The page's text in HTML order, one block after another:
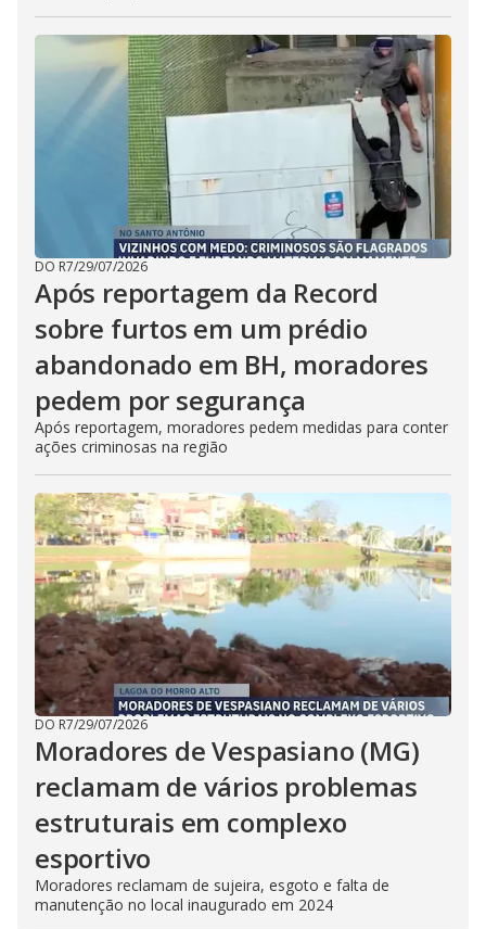
DO R7/29/07/2026
Após reportagem da Record
sobre furtos em um prédio
abandonado em BH, moradores
pedem por segurança
Após reportagem, moradores pedem medidas para conter
ações criminosas na região
DO R7/29/07/2026
Moradores de Vespasiano (MG)
reclamam de vários problemas
estruturais em complexo
esportivo
Moradores reclamam de sujeira, esgoto e falta de
manutenção no local inaugurado em 2024